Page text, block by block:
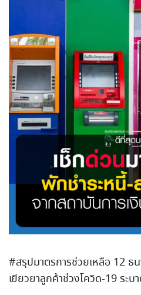
#สรุปมาตรการช่วยเหลือ 12 ธน
เยียวยาลูกค้าช่วงโควิด-19 ระบ